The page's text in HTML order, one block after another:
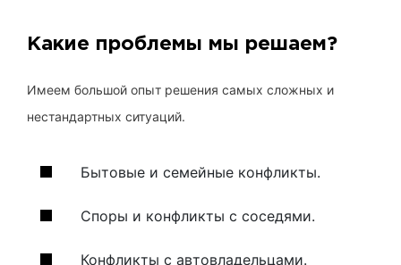
Какие проблемы мы решаем?
Имеем большой опыт решения самых сложных и
нестандартных ситуаций.
Бытовые и семейные конфликты.
Споры и конфликты с соседями.
Конфликты с автовладельцами.